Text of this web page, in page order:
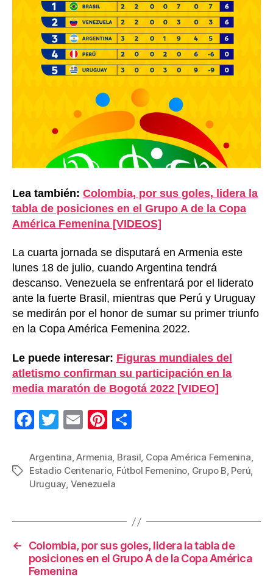
Lea también: Colombia, por sus goles, lidera la
tabla de posiciones en el Grupo A de la Copa
América Femenina [VIDEOS]
La cuarta jornada se disputará en Armenia este
lunes 18 de julio, cuando Argentina tendrá
descanso. Venezuela se enfrentará por el liderato
ante la fuerte Brasil, mientras que Perú y Uruguay
se medirán por el honor de sumar su primer triunfo
en la Copa América Femenina 2022.
Le puede interesar: Figuras mundiales del
atletismo confirman su participación en la
media maratón de Bogotá 2022 [VIDEO]
F
c
e
o
o
k
T
tt
er
E
ail
Pi
er
e
m
p
tir
Etiquetas
Argentina,Armenia, Brasil, Copa América Femenina,
Estadio Centenario, Fútbol Femenino, Grupo B, Perú,
Uruguay, Venezuela
←
Colombia, por sus goles, lidera la tabla de
posiciones en el Grupo A de la Copa América
Femenina